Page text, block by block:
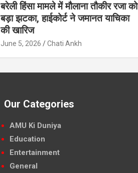
बरेली हिंसा मामले में मौलाना तौकीर रजा को
बड़ा झटका, हाईकोर्ट ने जमानत याचिका
की खारिज
June 5, 2026 Chati Ankh
Our Categories
AMU Ki Duniya
Education
Entertainment
General